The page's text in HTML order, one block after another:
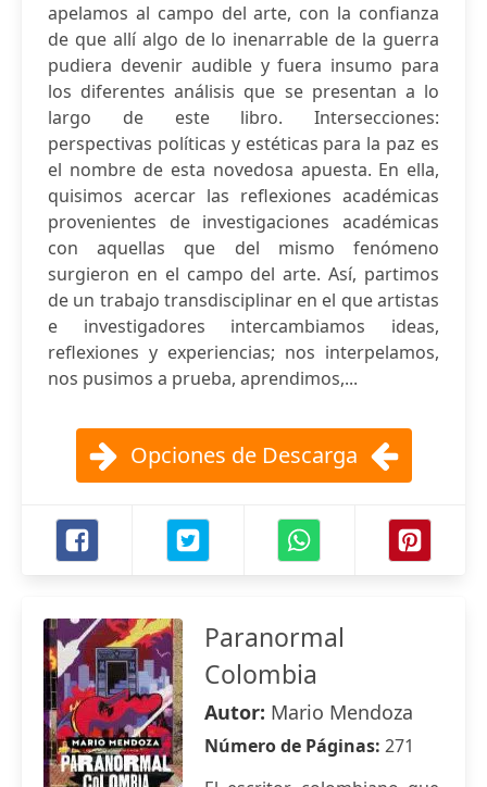
apelamos al campo del arte, con la confianza
de que allí algo de lo inenarrable de la guerra
pudiera devenir audible y fuera insumo para
los diferentes análisis que se presentan a lo
largo de este libro. Intersecciones:
perspectivas políticas y estéticas para la paz es
el nombre de esta novedosa apuesta. En ella,
quisimos acercar las reflexiones académicas
provenientes de investigaciones académicas
con aquellas que del mismo fenómeno
surgieron en el campo del arte. Así, partimos
de un trabajo transdisciplinar en el que artistas
e investigadores intercambiamos ideas,
reflexiones y experiencias; nos interpelamos,
nos pusimos a prueba, aprendimos,...
Opciones de Descarga
Paranormal
Colombia
Autor: Mario Mendoza
Número de Páginas: 271